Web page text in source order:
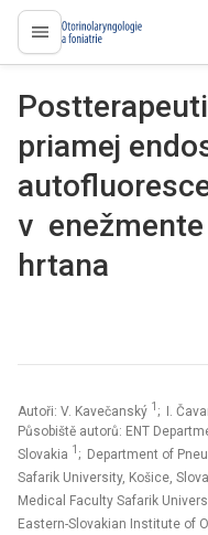
proLékaře.cz
priamej
v
hrtana
Autoři: V. Kavečanský 1 ; I.
Působiště autorů: ENT
Slovakia 1 ; Department of
Safarik University, Košice,
Medical Faculty Safarik
Eastern-Slovakian Institute of